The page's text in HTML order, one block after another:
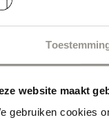
website maakt
gebruiken cookies